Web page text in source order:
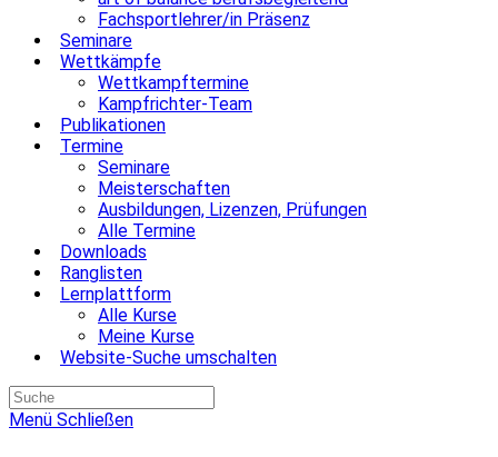
Fachsportlehrer/in Präsenz
Seminare
Wettkämpfe
Wettkampftermine
Kampfrichter-Team
Publikationen
Termine
Seminare
Meisterschaften
Ausbildungen, Lizenzen, Prüfungen
Alle Termine
Downloads
Ranglisten
Lernplattform
Alle Kurse
Meine Kurse
Website-Suche umschalten
Menü Schließen